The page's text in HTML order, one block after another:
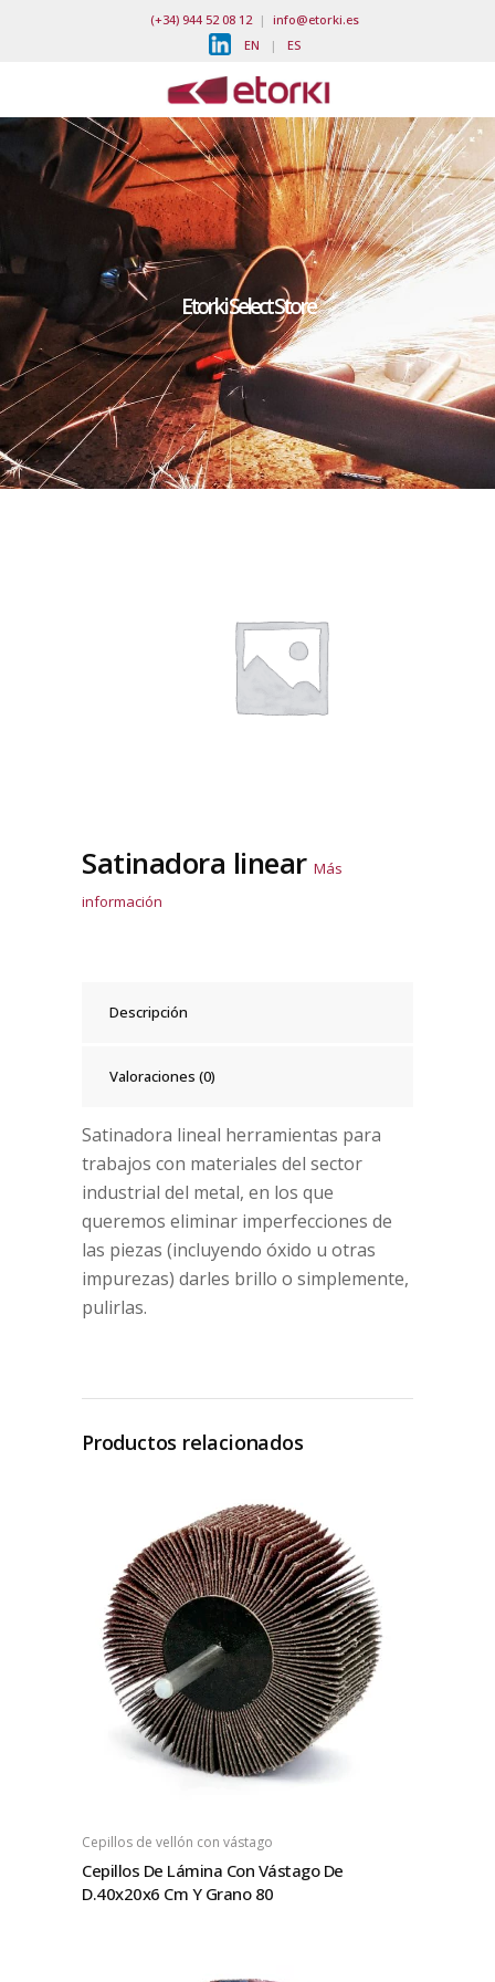
(+34) 944 52 08 12| info@etorki.es
EN | ES
Etorki Select Store
Satinadora linear Más
información
Descripción
Valoraciones (0)
Satinadora lineal herramientas para
trabajos con materiales del sector
industrial del metal, en los que
queremos eliminar imperfecciones de
las piezas (incluyendo óxido u otras
impurezas) darles brillo o simplemente,
pulirlas.
Productos relacionados
Cepillos de vellón con vástago
Cepillos De Lámina Con Vástago De
D.40x20x6 Cm Y Grano 80